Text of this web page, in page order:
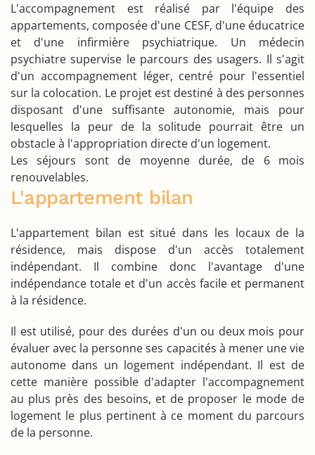
L'accompagnement est réalisé par l'équipe des
appartements, composée d'une CESF, d'une éducatrice
et d'une infirmière psychiatrique. Un médecin
psychiatre supervise le parcours des usagers. Il s'agit
d'un accompagnement léger, centré pour l'essentiel
sur la colocation. Le projet est destiné à des personnes
disposant d'une suffisante autonomie, mais pour
lesquelles la peur de la solitude pourrait être un
obstacle à l'appropriation directe d'un logement.
Les séjours sont de moyenne durée, de 6 mois
renouvelables.
L'appartement bilan
L'appartement bilan est situé dans les locaux de la
résidence, mais dispose d'un accès totalement
indépendant. Il combine donc l'avantage d'une
indépendance totale et d'un accès facile et permanent
à la résidence.
Il est utilisé, pour des durées d'un ou deux mois pour
évaluer avec la personne ses capacités à mener une vie
autonome dans un logement indépendant. Il est de
cette manière possible d'adapter l'accompagnement
au plus près des besoins, et de proposer le mode de
logement le plus pertinent à ce moment du parcours
de la personne.